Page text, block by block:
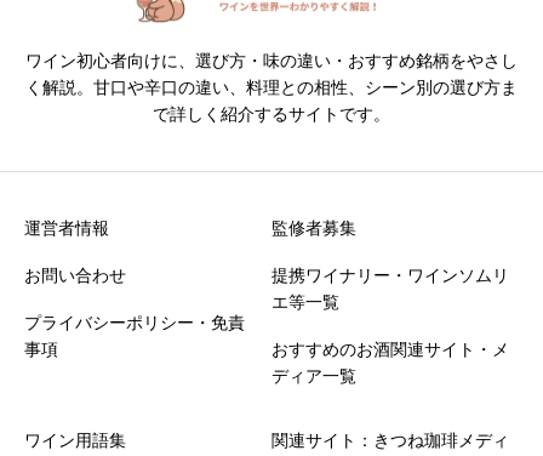
ワイン初心者向けに、選び方・味の違い・おすすめ銘柄をやさし
く解説。甘口や辛口の違い、料理との相性、シーン別の選び方ま
で詳しく紹介するサイトです。
運営者情報
お問い合わせ
プライバシーポリシー・免責
事項
監修者募集
提携ワイナリー・ワインソムリ
エ等一覧
おすすめのお酒関連サイト・メ
ディア一覧
ワイン用語集
関連サイト：きつね珈琲メディ